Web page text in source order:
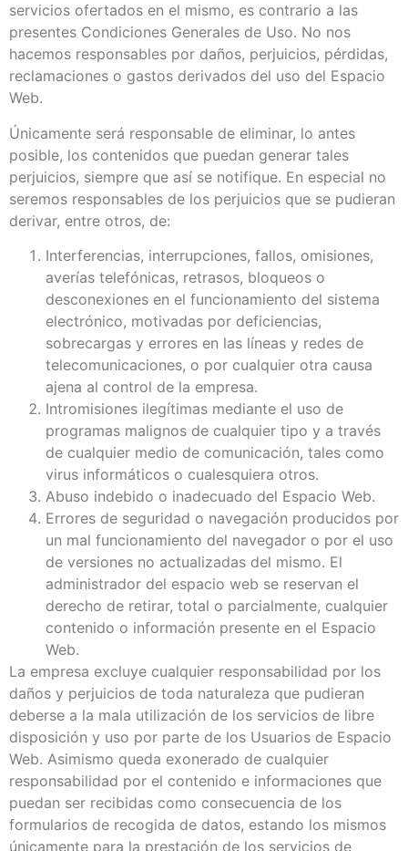
servicios ofertados en el mismo, es contrario a las
presentes Condiciones Generales de Uso. No nos
hacemos responsables por daños, perjuicios, pérdidas,
reclamaciones o gastos derivados del uso del Espacio
Web.
Únicamente será responsable de eliminar, lo antes
posible, los contenidos que puedan generar tales
perjuicios, siempre que así se notifique. En especial no
seremos responsables de los perjuicios que se pudieran
derivar, entre otros, de:
Interferencias, interrupciones, fallos, omisiones,
averías telefónicas, retrasos, bloqueos o
desconexiones en el funcionamiento del sistema
electrónico, motivadas por deficiencias,
sobrecargas y errores en las líneas y redes de
telecomunicaciones, o por cualquier otra causa
ajena al control de la empresa.
Intromisiones ilegítimas mediante el uso de
programas malignos de cualquier tipo y a través
de cualquier medio de comunicación, tales como
virus informáticos o cualesquiera otros.
Abuso indebido o inadecuado del Espacio Web.
Errores de seguridad o navegación producidos por
un mal funcionamiento del navegador o por el uso
de versiones no actualizadas del mismo. El
administrador del espacio web se reservan el
derecho de retirar, total o parcialmente, cualquier
contenido o información presente en el Espacio
Web.
La empresa excluye cualquier responsabilidad por los
daños y perjuicios de toda naturaleza que pudieran
deberse a la mala utilización de los servicios de libre
disposición y uso por parte de los Usuarios de Espacio
Web. Asimismo queda exonerado de cualquier
responsabilidad por el contenido e informaciones que
puedan ser recibidas como consecuencia de los
formularios de recogida de datos, estando los mismos
únicamente para la prestación de los servicios de